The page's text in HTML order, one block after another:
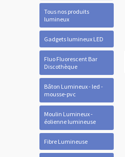
Tous nos produits
lumineux
Gadgets lumineux LED
Fluo Fluorescent Bar
Discothèque
Bâton Lumineux - led -
mousse-pvc
Moulin Lumineux -
éolienne lumineuse
Fibre Lumineuse